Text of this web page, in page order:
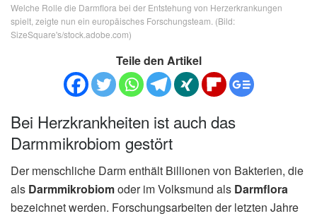
Welche Rolle die Darmflora bei der Entstehung von Herzerkrankungen
spielt, zeigte nun ein europäisches Forschungsteam. (Bild:
SizeSquare's/stock.adobe.com)
Teile den Artikel
Bei Herzkrankheiten ist auch das
Darmmikrobiom gestört
Der menschliche Darm enthält Billionen von Bakterien, die
als Darmmikrobiomoder im Volksmund als Darmflora
bezeichnet werden. Forschungsarbeiten der letzten Jahre